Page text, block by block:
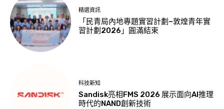
精選資訊
「民青局內地專題實習計劃–敦煌青年實
習計劃2026」圓滿結束
科技新知
Sandisk亮相FMS 2026 展示面向AI推理
時代的NAND創新技術